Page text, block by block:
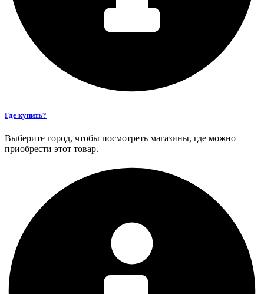
Где купить?
Выберите город, чтобы посмотреть магазины, где можно
приобрести этот товар.